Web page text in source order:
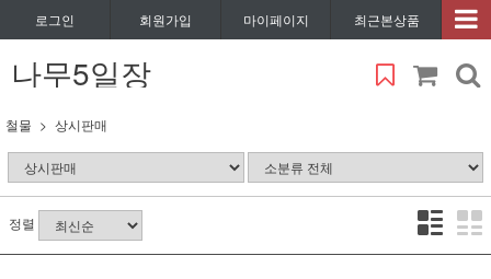
로그인 회원가입 마이페이지 최근본상품
나무5일장
철물 상시판매
정렬